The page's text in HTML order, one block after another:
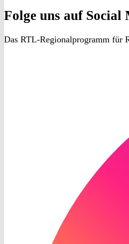
Folge uns auf Social
Das RTL-Regionalprogramm für